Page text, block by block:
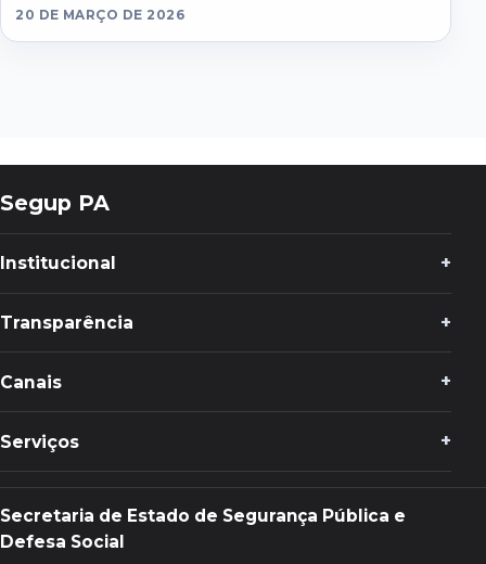
20 DE MARÇO DE 2026
Segup PA
Institucional
Transparência
Canais
Serviços
Secretaria de Estado de Segurança Pública e
Defesa Social